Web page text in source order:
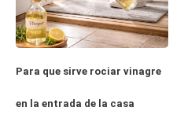
Para que sirve rociar vinagre
en la entrada de la casa